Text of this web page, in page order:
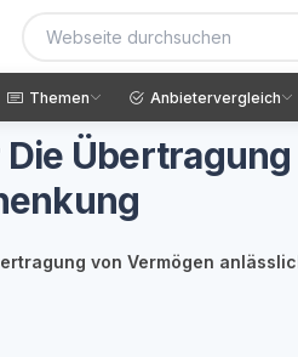
Themen Anbietervergleich
von Vermögen